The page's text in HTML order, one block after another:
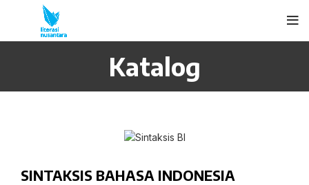
Katalog
SINTAKSIS BAHASA INDONESIA